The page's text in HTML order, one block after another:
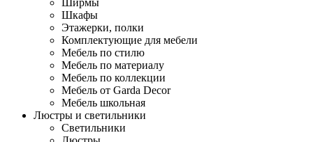
Ширмы
Шкафы
Этажерки, полки
Комплектующие для мебели
Мебель по стилю
Мебель по материалу
Мебель по коллекции
Мебель от Garda Decor
Мебель школьная
Люстры и светильники
Светильники